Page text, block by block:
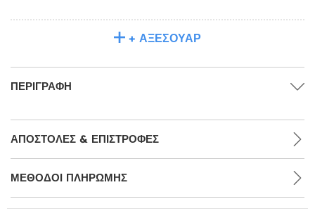
+ ΑΞΕΣΟΥΆΡ
ΠΕΡΙΓΡΑΦΉ
ΑΠΟΣΤΟΛΈΣ & ΕΠΙΣΤΡΟΦΈΣ
ΜΕΘΌΔΟΙ ΠΛΗΡΩΜΉΣ